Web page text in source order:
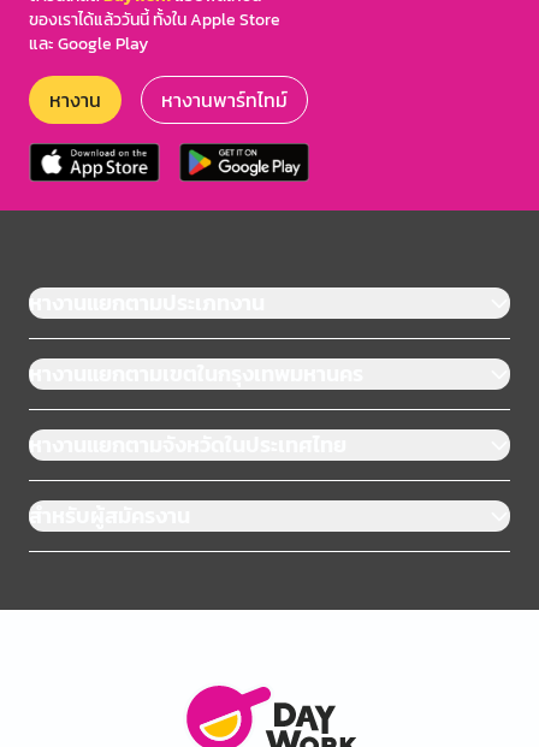
ของเราได้แล้ววันนี้ ทั้งใน Apple Store
และ Google Play
หางาน หางานพาร์ทไทม์
หางานแยกตามประเภทงาน
หางานแยกตามเขตในกรุงเทพมหานคร
หางานแยกตามจังหวัดในประเทศไทย
สำหรับผู้สมัครงาน